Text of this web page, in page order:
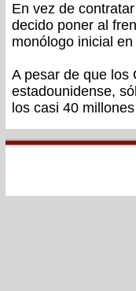
En vez de
decido poner al
monólogo inicial
A pesar de que los
estadounidense,
los casi 40